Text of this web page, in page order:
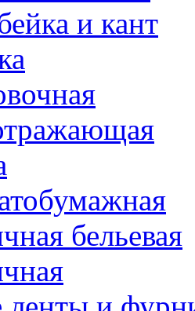
и кант
бельевая